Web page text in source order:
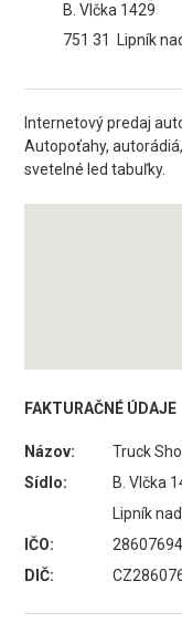
B. Vlčka 1429
751 31
Lipník
Internetový predaj
Autopoťahy,
svetelné led tabuľky.
FAKTURAČNÉ ÚDAJE
Názov:
Truck
Sídlo:
B. Vlčka
Lipník
IČO:
28607694
DIČ: